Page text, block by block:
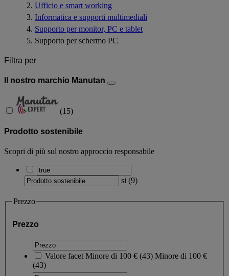
Ufficio e smart working
Informatica e supporti multimediali
Supporto per monitor, PC e tablet
Supporto per schermo PC
Filtra per
Il nostro marchio Manutan
(15)
Prodotto sostenibile
Scopri di più sul nostro approccio responsabile
si (9)
Prezzo
Prezzo
Valore facet Minore di 100 € (43) Minore di 100 €
(43)